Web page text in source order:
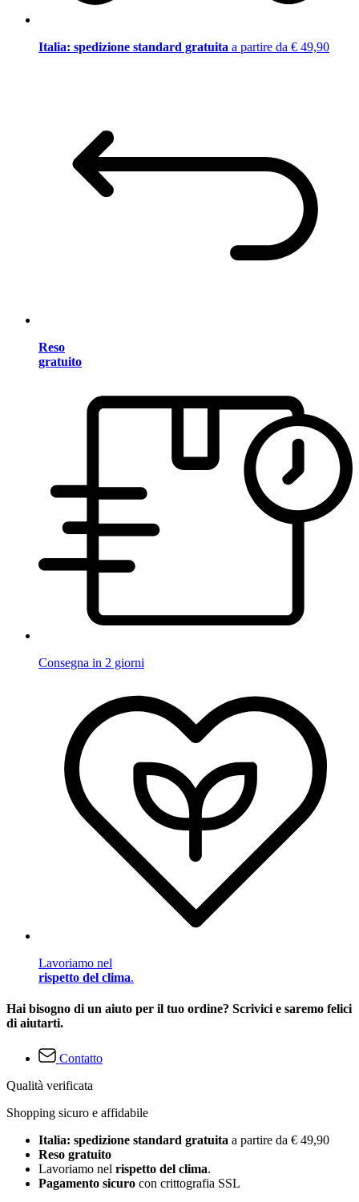
Italia: spedizione standard gratuita a partire da € 49,90
Reso
gratuito
Consegna in 2 giorni
Lavoriamo nel
rispetto del clima.
Hai bisogno di un aiuto per il tuo ordine? Scrivici e saremo felici
di aiutarti.
Contatto
Qualità verificata
Shopping sicuro e affidabile
Italia: spedizione standard gratuita a partire da € 49,90
Reso gratuito
Lavoriamo nel rispetto del clima.
Pagamento sicuro con crittografia SSL